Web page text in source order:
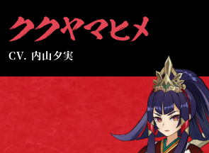
CV. 内山夕実